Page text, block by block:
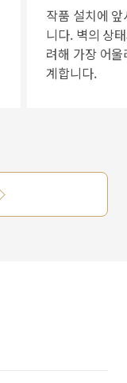
작품 설치에
니다. 벽의 상
려해 가장 어
계합니다.